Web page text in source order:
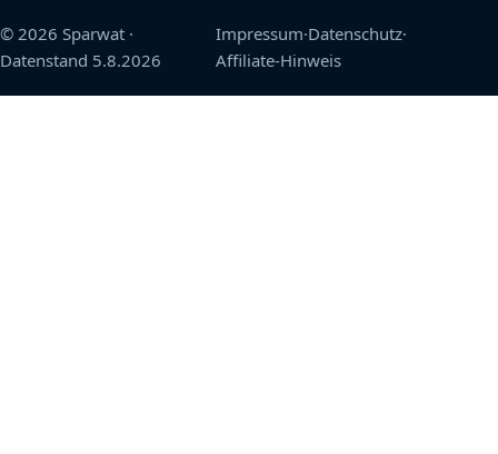
© 2026 Sparwat ·
Datenstand 5.8.2026
Impressum·Datenschutz·
Affiliate-Hinweis